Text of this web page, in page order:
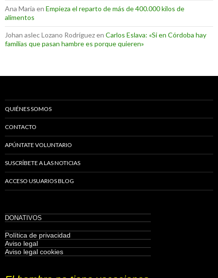
Ana Maria en Empieza el reparto de más de 400.000 kilos de
alimentos
Johan aslec Lozano Rodríguezen Carlos Eslava: «Si en Córdoba hay
familias que pasan hambre es porque quieren»
QUIÉNES SOMOS
CONTACTO
APÚNTATE VOLUNTARIO
SUSCRÍBETE A LAS NOTICIAS
ACCESO USUARIOS BLOG